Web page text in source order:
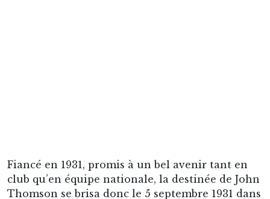
Fiancé en 1931, promis à un bel avenir tant en
club qu’en équipe nationale, la destinée de John
Thomson se brisa donc le 5 septembre 1931 dans